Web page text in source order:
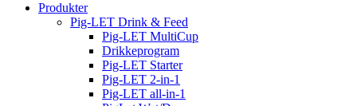
Produkter
Pig-LET Drink & Feed
Pig-LET MultiCup
Drikkeprogram
Pig-LET Starter
Pig-LET 2-in-1
Pig-LET all-in-1